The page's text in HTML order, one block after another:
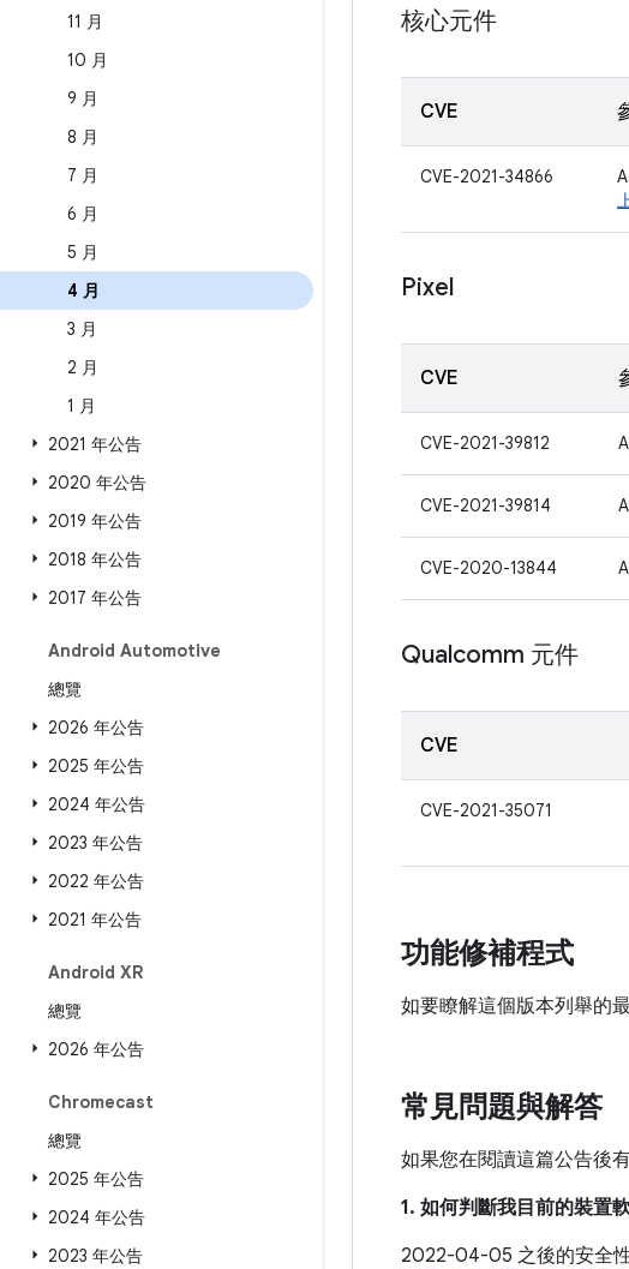
11 月
10 月
9 月
8 月
7 月
6 月
5 月
4 月
3 月
2 月
1 月
2021 年公告
2020 年公告
2019 年公告
2018 年公告
2017 年公告
Android Automotive
總覽
2026 年公告
2025 年公告
2024 年公告
2023 年公告
2022 年公告
2021 年公告
Android XR
總覽
2026 年公告
Chromecast
總覽
2025 年公告
2024 年公告
2023 年公告
核心元件
CVE
CVE-2021-34866
Pixel
CVE
CVE-2021-39812
CVE-2021-39814
CVE-2020-13844
Qualcomm 元件
CVE
CVE-2021-35071
功能修補程式
如要瞭解這個版本列舉的
常見問題與解答
如果您在閱讀這篇公告後
1. 如何判斷我目前的裝置
2022-04-05 之後的安全